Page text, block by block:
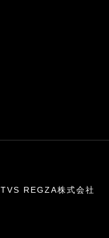
TVS REGZA株式会社